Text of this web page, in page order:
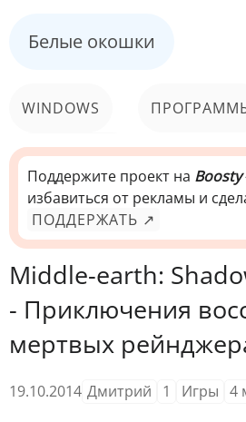
Белые окошки
WINDOWS
КОМПЬЮТЕР
Поддержите проект на Boosty
избавиться от рекламы и
ПОДДЕРЖАТЬ ↗
Middle-earth:
- Приключения
мертвых
19.10.2014 Дмитрий 1 Игры 4